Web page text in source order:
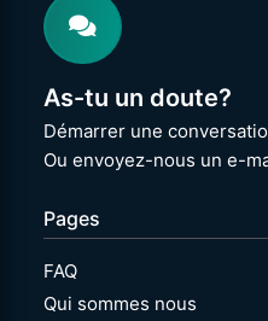
As-tu un doute?
Démarrer une
Ou envoyez-nous un e-
Pages
FAQ
Qui sommes nous